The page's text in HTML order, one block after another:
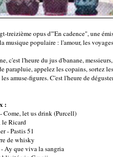
treizième opus d'"En cadence", une
musique populaire : l'amour, les
c'est l'heure du jus d'banane,
parapluie, appelez les copains, sortez
amuse-figures. C'est l'heure de
:
Come, let us drink (Purcell)
le Ricard
- Pastis 51
de whisky
Ay que viva la sangria